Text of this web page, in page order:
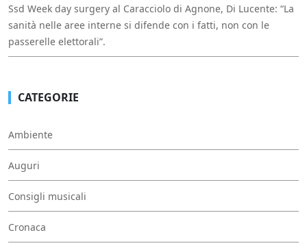
Ssd Week day surgery al Caracciolo di Agnone, Di Lucente: “La
sanità nelle aree interne si difende con i fatti, non con le
passerelle elettorali”.
CATEGORIE
Ambiente
Auguri
Consigli musicali
Cronaca